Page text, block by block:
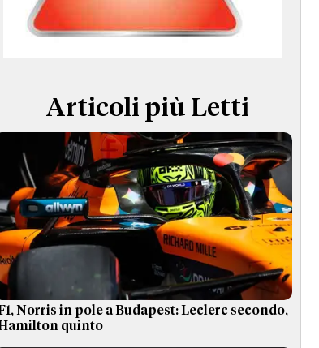
TERMINI e CONDIZIONI
Articoli più Letti
F1, Norris in pole a Budapest: Leclerc secondo,
Hamilton quinto